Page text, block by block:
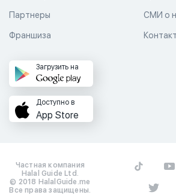
СМИ о
Партнеры
Франшиза
Загрузить на
Доступно в
App Store
Частная компания
Halal Guide Ltd.
© 2018 HalalGuide.me
Все права защищены.